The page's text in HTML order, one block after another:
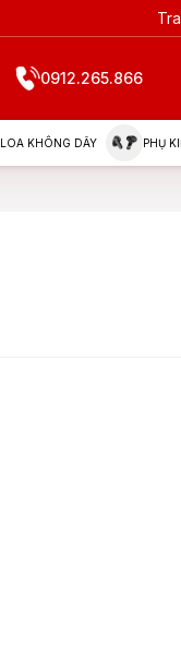
0912.265.866
LOA KHÔNG DÂY PHỤ